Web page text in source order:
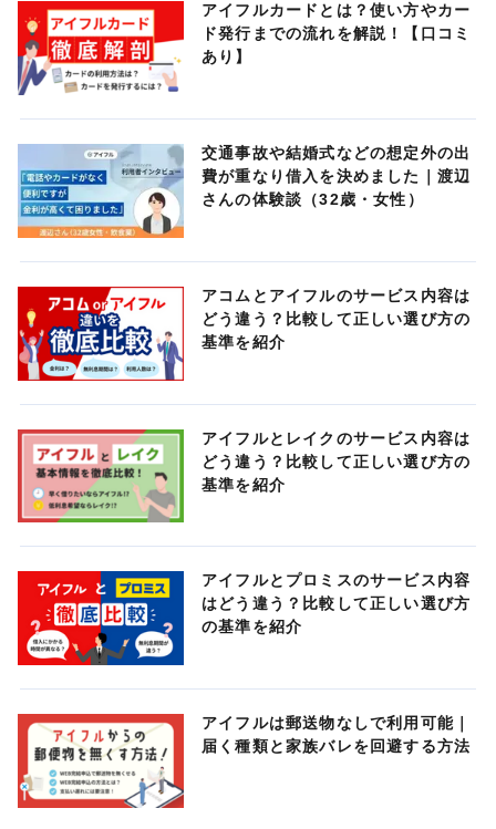
アイフルカードとは？使い方やカー
ド発行までの流れを解説！【口コミ
あり】
交通事故や結婚式などの想定外の出
費が重なり借入を決めました｜渡辺
さんの体験談（32歳・女性）
アコムとアイフルのサービス内容は
どう違う？比較して正しい選び方の
基準を紹介
アイフルとレイクのサービス内容は
どう違う？比較して正しい選び方の
基準を紹介
アイフルとプロミスのサービス内容
はどう違う？比較して正しい選び方
の基準を紹介
アイフルは郵送物なしで利用可能｜
届く種類と家族バレを回避する方法